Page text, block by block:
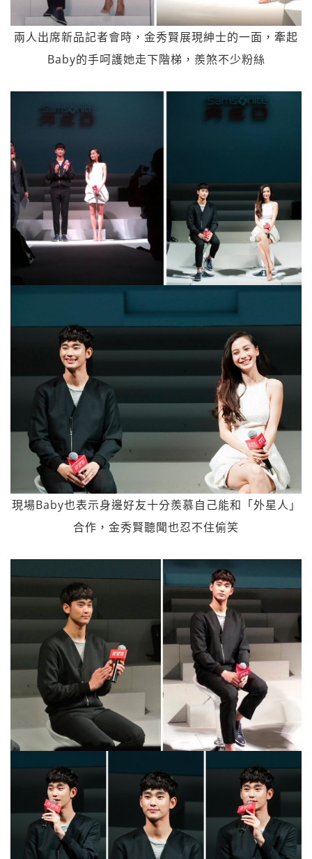
兩人出席新品記者會時，金秀賢展現紳士的一面，牽起
Baby的手呵護她走下階梯，羨煞不少粉絲
現場Baby也表示身邊好友十分羨慕自己能和「外星人」
合作，金秀賢聽聞也忍不住偷笑